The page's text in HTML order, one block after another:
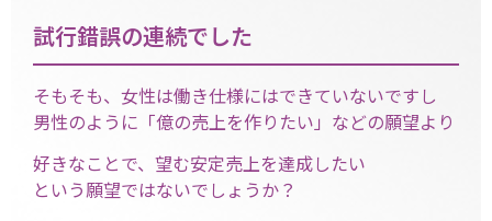
試行錯誤の連続でした
そもそも、女性は働き仕様にはできていないですし
男性のように「億の売上を作りたい」などの願望より
好きなことで、望む安定売上を達成したい
という願望ではないでしょうか？